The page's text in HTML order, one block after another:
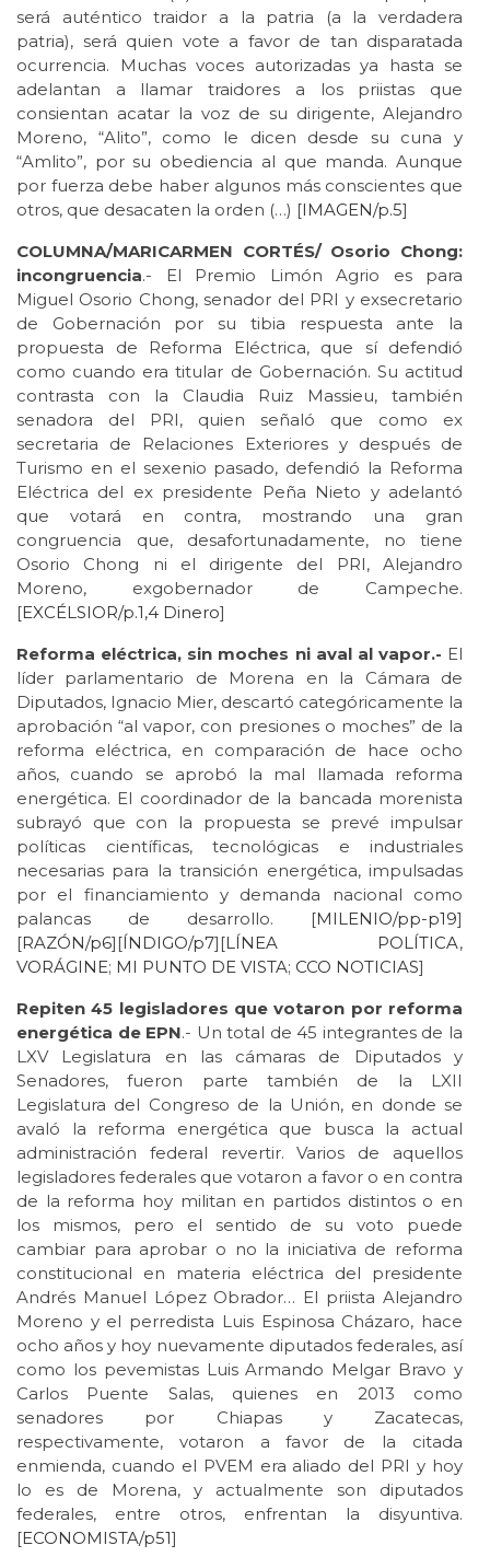
será auténtico traidor a la patria (a la verdadera
patria), será quien vote a favor de tan disparatada
ocurrencia. Muchas voces autorizadas ya hasta se
adelantan a llamar traidores a los priistas que
consientan acatar la voz de su dirigente, Alejandro
Moreno, “Alito”, como le dicen desde su cuna y
“Amlito”, por su obediencia al que manda. Aunque
por fuerza debe haber algunos más conscientes que
otros, que desacaten la orden (…) [IMAGEN/p.5]
COLUMNA/MARICARMEN CORTÉS/ Osorio Chong:
incongruencia.- El Premio Limón Agrio es para
Miguel Osorio Chong, senador del PRI y exsecretario
de Gobernación por su tibia respuesta ante la
propuesta de Reforma Eléctrica, que sí defendió
como cuando era titular de Gobernación. Su actitud
contrasta con la Claudia Ruiz Massieu, también
senadora del PRI, quien señaló que como ex
secretaria de Relaciones Exteriores y después de
Turismo en el sexenio pasado, defendió la Reforma
Eléctrica del ex presidente Peña Nieto y adelantó
que votará en contra, mostrando una gran
congruencia que, desafortunadamente, no tiene
Osorio Chong ni el dirigente del PRI, Alejandro
Moreno, exgobernador de Campeche.
[EXCÉLSIOR/p.1,4 Dinero]
Reforma eléctrica, sin moches ni aval al vapor.- El
líder parlamentario de Morena en la Cámara de
Diputados, Ignacio Mier, descartó categóricamente la
aprobación “al vapor, con presiones o moches” de la
reforma eléctrica, en comparación de hace ocho
años, cuando se aprobó la mal llamada reforma
energética. El coordinador de la bancada morenista
subrayó que con la propuesta se prevé impulsar
políticas científicas, tecnológicas e industriales
necesarias para la transición energética, impulsadas
por el financiamiento y demanda nacional como
palancas de desarrollo. [MILENIO/pp-p19]
[RAZÓN/p6][ÍNDIGO/p7][LÍNEA POLÍTICA,
VORÁGINE; MI PUNTO DE VISTA; CCO NOTICIAS]
Repiten 45 legisladores que votaron por reforma
energética de EPN.- Un total de 45 integrantes de la
LXV Legislatura en las cámaras de Diputados y
Senadores, fueron parte también de la LXII
Legislatura del Congreso de la Unión, en donde se
avaló la reforma energética que busca la actual
administración federal revertir. Varios de aquellos
legisladores federales que votaron a favor o en contra
de la reforma hoy militan en partidos distintos o en
los mismos, pero el sentido de su voto puede
cambiar para aprobar o no la iniciativa de reforma
constitucional en materia eléctrica del presidente
Andrés Manuel López Obrador… El priista Alejandro
Moreno y el perredista Luis Espinosa Cházaro, hace
ocho años y hoy nuevamente diputados federales, así
como los pevemistas Luis Armando Melgar Bravo y
Carlos Puente Salas, quienes en 2013 como
senadores por Chiapas y Zacatecas,
respectivamente, votaron a favor de la citada
enmienda, cuando el PVEM era aliado del PRI y hoy
lo es de Morena, y actualmente son diputados
federales, entre otros, enfrentan la disyuntiva.
[ECONOMISTA/p51]